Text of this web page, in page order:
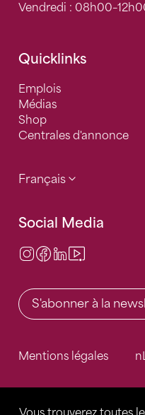
Vendredi :
Quicklinks
Emplois
Médias
Shop
Centrales d'annonce
Français
Social Media
Instagram
Facebook
LinkedIn
S'abonner à la
Mentions légales